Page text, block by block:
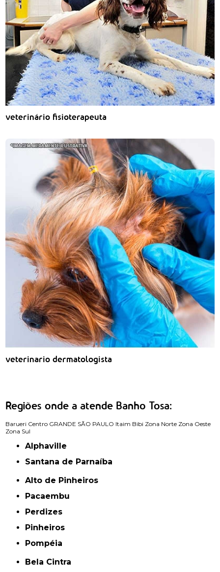
veterinário fisioterapeuta
veterinario dermatologista
Regiões onde a atende Banho Tosa:
Barueri Centro GRANDE SÃO PAULO Itaim Bibi Zona Norte Zona Oeste
Zona Sul
Alphaville
Santana de Parnaíba
Alto de Pinheiros
Pacaembu
Perdizes
Pinheiros
Pompéia
Bela Cintra